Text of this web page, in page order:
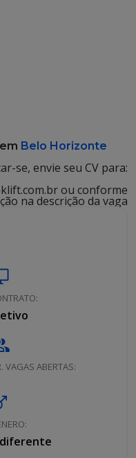
Belo Horizonte
se, envie seu CV para:
ou conforme
na descrição da vaga
VAGAS ABERTAS: